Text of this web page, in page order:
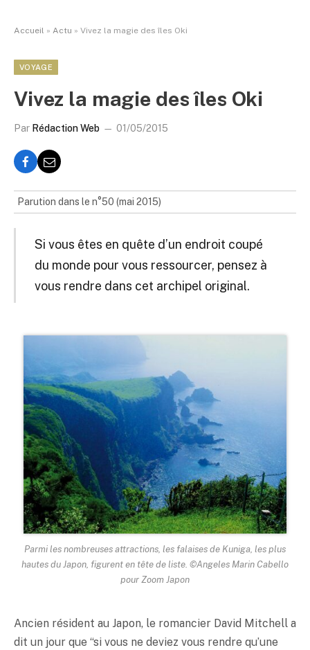
Accueil » Actu » Vivez la magie des îles Oki
VOYAGE
Vivez la magie des îles Oki
Par Rédaction Web 01/05/2015
Parution dans le n°50 (mai 2015)
Si vous êtes en quête d’un endroit coupé
du monde pour vous ressourcer, pensez à
vous rendre dans cet archipel original.
Parmi les nombreuses attractions, les falaises de Kuniga, les plus
hautes du Japon, figurent en tête de liste. ©Angeles Marin Cabello
pour Zoom Japon
Ancien résident au Japon, le romancier David Mitchell a
dit un jour que “si vous ne deviez vous rendre qu’une